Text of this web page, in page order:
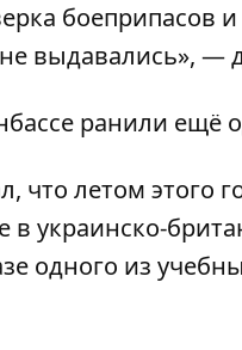
боеприпасов
выдавались», —
ранили ещё
что летом этого
украинско-
одного из